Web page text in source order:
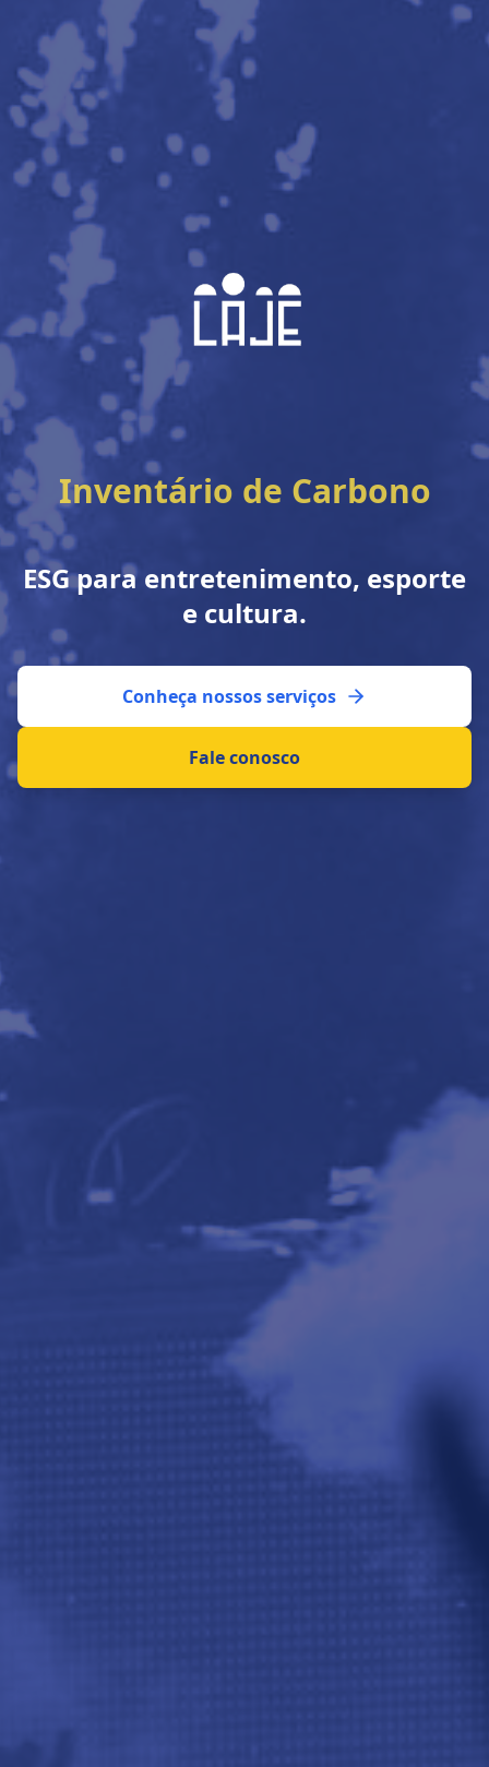
Acessibilidade e Inclusão
ESG para entretenimento, esporte
e cultura.
Conheça nossos serviços
Fale conosco